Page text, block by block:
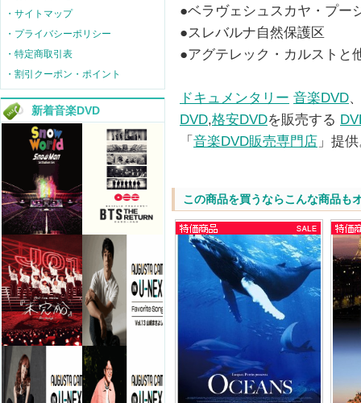
・サイトマップ
・プライバシーポリシー
・特定商取引表
・割引クーポン・ポイント
新着音楽DVD
●ベラヴェシュスカヤ・プー
●スレバルナ自然保護区
●アグテレック・カルストと
ドキュメンタリー 音楽DVD
DVD,格安DVDを販売する
「音楽DVD販売専門店 」提
この商品を買うならこんな商品も